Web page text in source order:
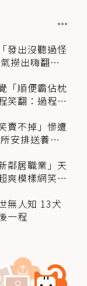
發出沒聽過怪
撈出嗨翻：
「順便霸佔枕
笑翻：過程絲
賣不掉」慘遭
安排送養活
鄰居職業」天
爽模樣網笑
無人知 13犬
一程